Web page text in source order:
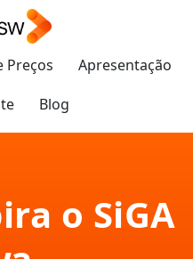
Preços
Apresentação
Blog
o SiGA